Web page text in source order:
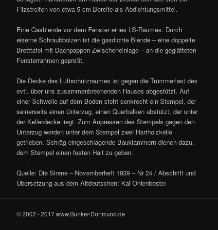
Filzstreifen von etwa 5 cm Bereite als Abdichtungsmittel.
Eine Gasblende vor dem Fenster eines LS-Raumes. Durch
eiserne Schraubbolzen ist die gasdichte Blende – eine doppelte
Bretttafel mit Dachpappen-Zwischeneinlage – an die geglätteten
Fensterrahmen gepreßt.
Die Decke des Luftschutzraumes ist gegen die Trümmerlast des
evtl. über uns zusammenbrechenden Hauses abgestützt. Auf
einer Schwelle auf dem Boden steht senkrecht ein Stempel, der
seinerseits einen Unterzug, einen Querbalken abstützt, der unter
der Kellerdecke liegt. Zum Anpressen des Stempels gegen den
Unterzug werden unter dem Stempel zwei Hartholzkeile
getrieben. Schräg eingeschlagende Bauklammern dienen dazu,
dem Stempel einen festen Halt zu geben.
Quelle: Die Sirene – Novemberheft 1939 – Nr 24 / Abschrift und
Übersetzung aus dem Altdeutschen: Kai Ohlenbostel
© 2002 - 2017 www.Bunker-Dortmund.de